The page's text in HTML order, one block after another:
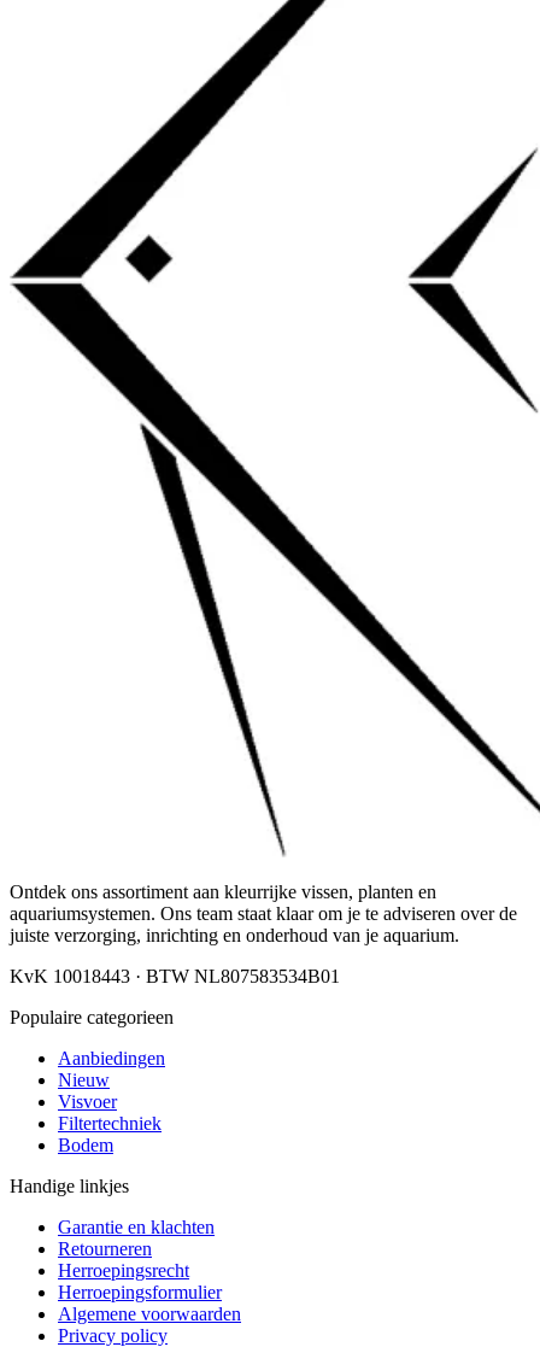
Ontdek ons assortiment aan kleurrijke vissen, planten en
aquariumsystemen. Ons team staat klaar om je te adviseren over de
juiste verzorging, inrichting en onderhoud van je aquarium.
KvK 10018443 · BTW NL807583534B01
Populaire categorieen
Aanbiedingen
Nieuw
Visvoer
Filtertechniek
Bodem
Handige linkjes
Garantie en klachten
Retourneren
Herroepingsrecht
Herroepingsformulier
Algemene voorwaarden
Privacy policy